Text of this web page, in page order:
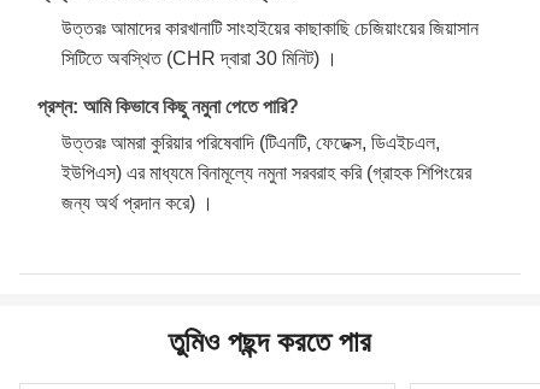
উত্তরঃ আমাদের কারখানাটি সাংহাইয়ের কাছাকাছি চেজিয়াংয়ের জিয়াসান
সিটিতে অবস্থিত (CHR দ্বারা 30 মিনিট) ।
প্রশ্ন: আমি কিভাবে কিছু নমুনা পেতে পারি?
উত্তরঃ আমরা কুরিয়ার পরিষেবাদি (টিএনটি, ফেডেক্স, ডিএইচএল,
ইউপিএস) এর মাধ্যমে বিনামূল্যে নমুনা সরবরাহ করি (গ্রাহক শিপিংয়ের
জন্য অর্থ প্রদান করে) ।
তুমিও পছন্দ করতে পার